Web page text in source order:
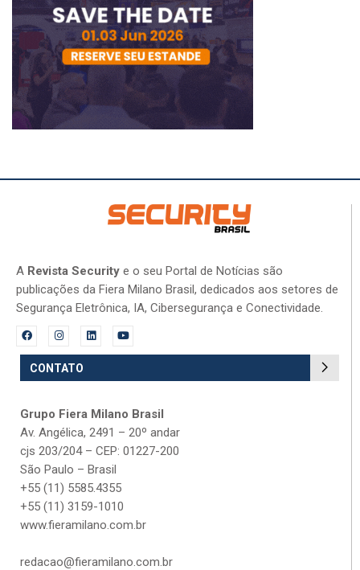
A Revista Security e o seu Portal de Notícias são
publicações da Fiera Milano Brasil, dedicados aos setores de
Segurança Eletrônica, IA, Cibersegurança e Conectividade.
CONTATO
Grupo Fiera Milano Brasil
Av. Angélica, 2491 – 20º andar
cjs 203/204 – CEP: 01227-200
São Paulo – Brasil
+55 (11) 5585.4355
+55 (11) 3159-1010
www.fieramilano.com.br
redacao@fieramilano.com.br